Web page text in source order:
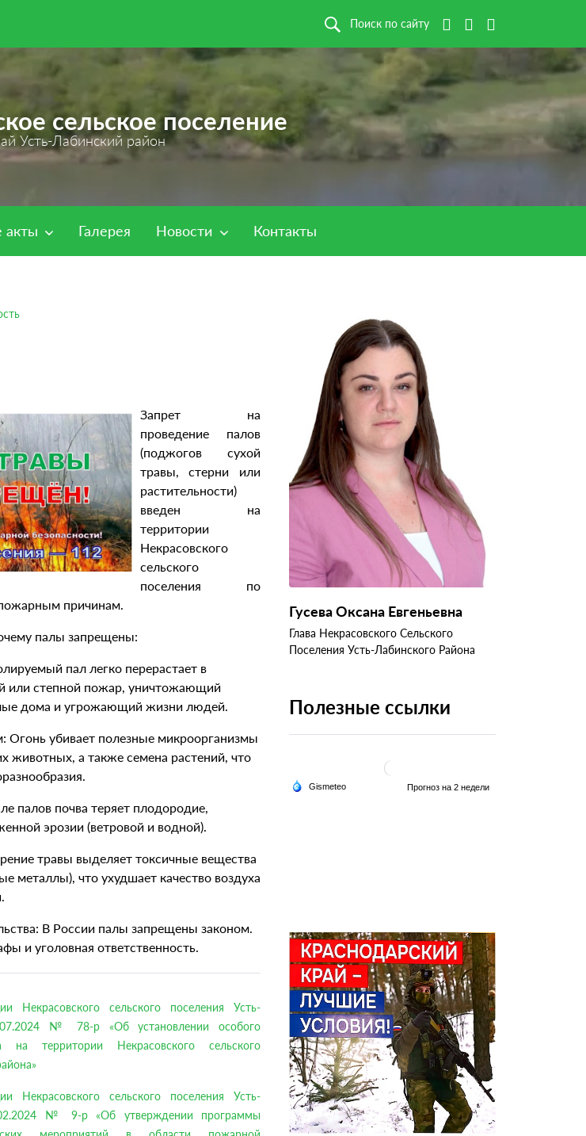
Поиск по сайту
сельское поселение
Усть-Лабинский район
акты Галерея Новости Контакты
Запрет на
проведение палов
(поджогов сухой
травы, стерни или
растительности)
введен на
территории
Некрасовского
сельского
поселения по
причинам.
палы запрещены:
пал легко перерастает в
или степной пожар, уничтожающий
дома и угрожающий жизни людей.
Огонь убивает полезные микроорганизмы
животных, а также семена растений, что
палов почва теряет плодородие,
эрозии (ветровой и водной).
травы выделяет токсичные вещества
металлы), что ухудшает качество воздуха
В России палы запрещены законом.
и уголовная ответственность.
Некрасовского сельского поселения Усть-
№ 78-р «Об установлении особого
на территории Некрасовского сельского
Некрасовского сельского поселения Усть-
№ 9-р «Об утверждении программы
Гусева Оксана Евгеньевна
Глава Некрасовского Сельского
Поселения Усть-Лабинского Района
Полезные ссылки